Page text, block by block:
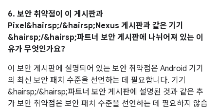
6. 보안 취약점이 이 게시판과
Pixel&hairsp;/&hairsp;Nexus 게시판과 같은 기기
&hairsp;/&hairsp;파트너 보안 게시판에 나뉘어져 있는 이
유가 무엇인가요?
이 보안 게시판에 설명되어 있는 보안 취약점은 Android 기기
의 최신 보안 패치 수준을 선언하는 데 필요합니다. 기기
&hairsp;/&hairsp;파트너 보안 게시판에 설명된 것과 같은 추
가 보안 취약점은 보안 패치 수준을 선언하는 데 필요하지 않습